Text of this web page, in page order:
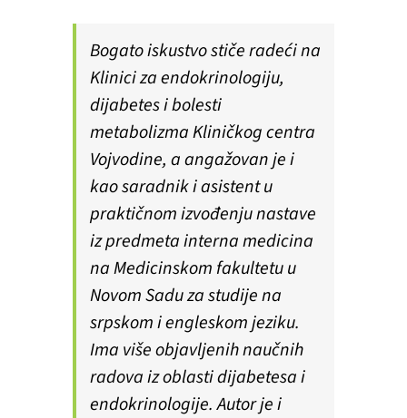
Bogato iskustvo stiče radeći na
Klinici za endokrinologiju,
dijabetes i bolesti
metabolizma Kliničkog centra
Vojvodine, a angažovan je i
kao saradnik i asistent u
praktičnom izvođenju nastave
iz predmeta interna medicina
na Medicinskom fakultetu u
Novom Sadu za studije na
srpskom i engleskom jeziku.
Ima više objavljenih naučnih
radova iz oblasti dijabetesa i
endokrinologije. Autor je i